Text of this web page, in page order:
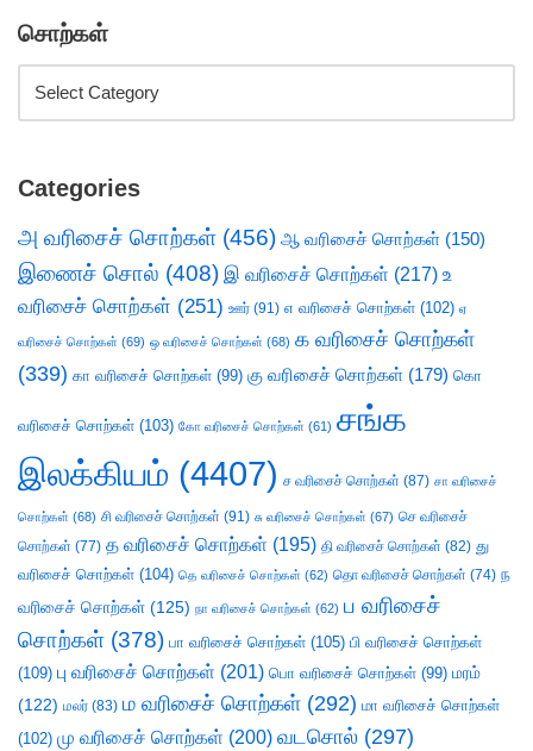
சொற்கள்
Categories
அ வரிசைச் சொற்கள் (456) ஆ வரிசைச் சொற்கள் (150)
இணைச் சொல் (408) இ வரிசைச் சொற்கள் (217) உ
வரிசைச் சொற்கள் (251) ஊர் (91) எ வரிசைச் சொற்கள் (102) ஏ
வரிசைச் சொற்கள் (69) ஒ வரிசைச் சொற்கள் (68) க வரிசைச் சொற்கள்
(339) கா வரிசைச் சொற்கள் (99) கு வரிசைச் சொற்கள் (179) கொ
வரிசைச் சொற்கள் (103) கோ வரிசைச் சொற்கள் (61) சங்க
இலக்கியம் (4407) ச வரிசைச் சொற்கள் (87) சா வரிசைச்
சொற்கள் (68) சி வரிசைச் சொற்கள் (91) சு வரிசைச் சொற்கள் (67) செ வரிசைச்
சொற்கள் (77) த வரிசைச் சொற்கள் (195) தி வரிசைச் சொற்கள் (82) து
வரிசைச் சொற்கள் (104) தெ வரிசைச் சொற்கள் (62) தொ வரிசைச் சொற்கள் (74) ந
வரிசைச் சொற்கள் (125) நா வரிசைச் சொற்கள் (62) ப வரிசைச்
சொற்கள் (378) பா வரிசைச் சொற்கள் (105) பி வரிசைச் சொற்கள்
(109) பு வரிசைச் சொற்கள் (201) பொ வரிசைச் சொற்கள் (99) மரம்
(122) மலர் (83) ம வரிசைச் சொற்கள் (292) மா வரிசைச் சொற்கள்
(102) மு வரிசைச் சொற்கள் (200) வடசொல் (297)